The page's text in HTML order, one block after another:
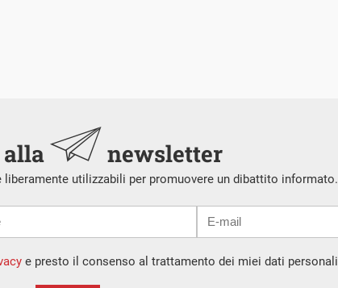
newsletter
liberamente utilizzabili per promuovere un dibattito informato.
e presto il consenso al trattamento dei miei dati personali